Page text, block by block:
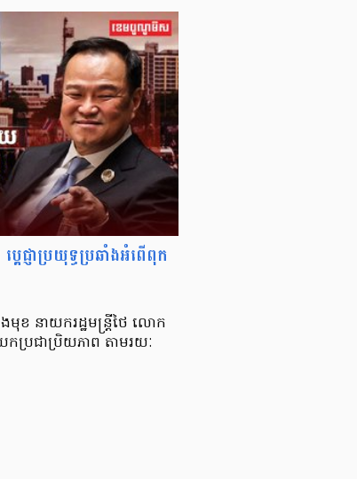
ញាប្រយុទ្ធប្រឆាំងអំពើពុក
ខ នាយករដ្ឋមន្ត្រីថៃ លោក
ប្រជាប្រិយភាព តាមរយៈ